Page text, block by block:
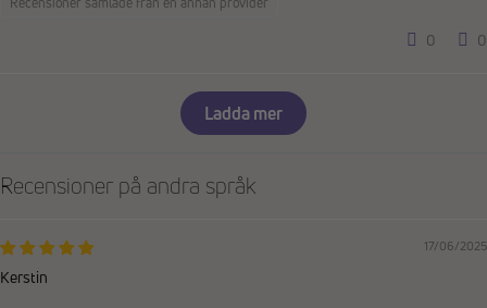
0 0
Ladda mer
Recensioner på andra språk
17/06/2025
Kerstin